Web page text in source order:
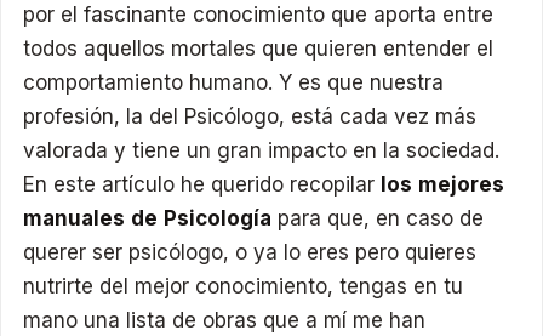
por el fascinante conocimiento que aporta entre
todos aquellos mortales que quieren entender el
comportamiento humano. Y es que nuestra
profesión, la del Psicólogo, está cada vez más
valorada y tiene un gran impacto en la sociedad.
En este artículo he querido recopilar los mejores
manuales de Psicología para que, en caso de
querer ser psicólogo, o ya lo eres pero quieres
nutrirte del mejor conocimiento, tengas en tu
mano una lista de obras que a mí me han